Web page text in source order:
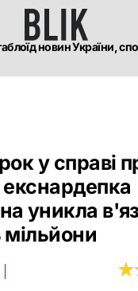
новин України,
у справі
уникла
мільйони
★
★